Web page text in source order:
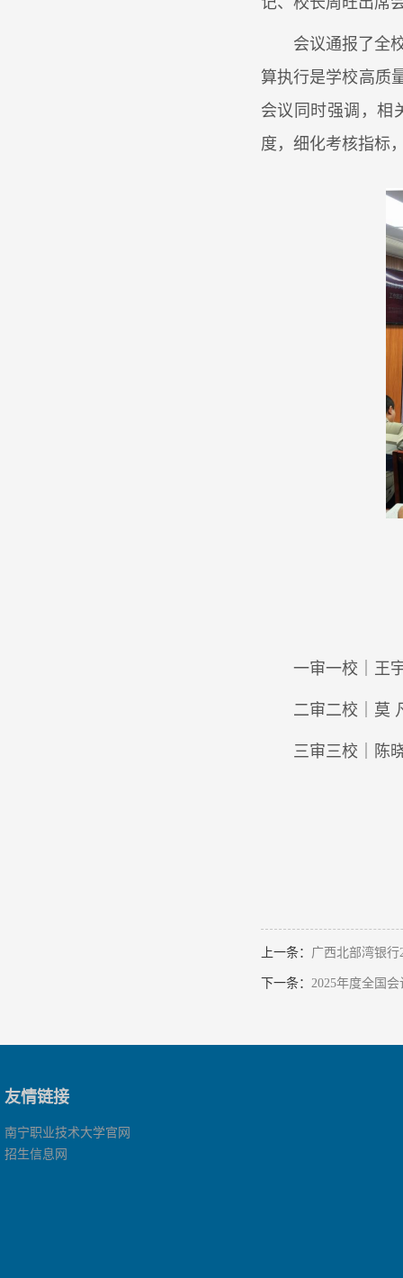
会议通报了全
算执行是学校高质
会议同时强调，相
度，细化考核指标
一审一校｜王
二审二校｜莫
三审三校｜陈
上一条： 广西北部湾银行
下一条： 2025年度全国
友情链接
南宁职业技术大学官网
招生信息网